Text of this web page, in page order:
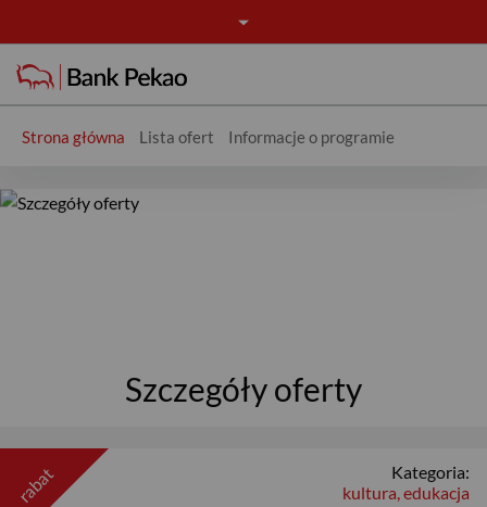
Strona główna Lista ofert Informacje o programie
Oferta - Rabaty
Szczegóły oferty
rabat
Kategoria:
kultura, edukacja